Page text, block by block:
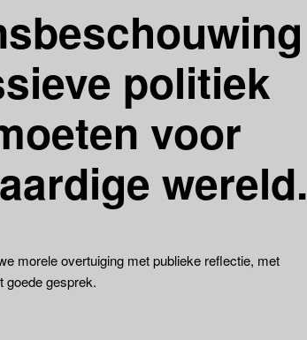
politiek
voor
wereld.
morele overtuiging met publieke reflectie, met
goede gesprek.